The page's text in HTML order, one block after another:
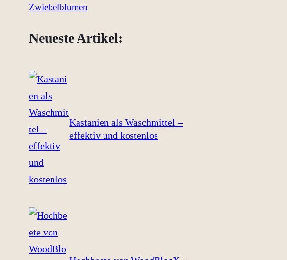
Zwiebelblumen
Neueste Artikel:
Kastanien als Waschmittel –
effektiv und kostenlos